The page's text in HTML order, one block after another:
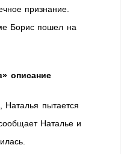
признание.
Борис пошел на
описание
Наталья пытается
Наталье и